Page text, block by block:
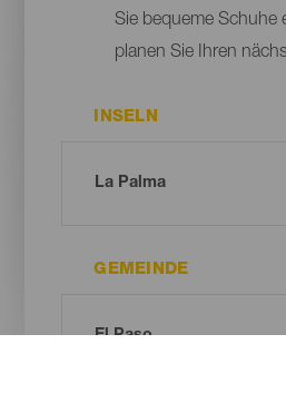
Sie bequeme Schuhe
planen Sie Ihren
INSELN
GEMEINDE